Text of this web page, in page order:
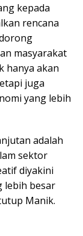
kepada
rencana
masyarakat
hanya akan
juga
yang lebih
adalah
sektor
diyakini
lebih besar
Manik.